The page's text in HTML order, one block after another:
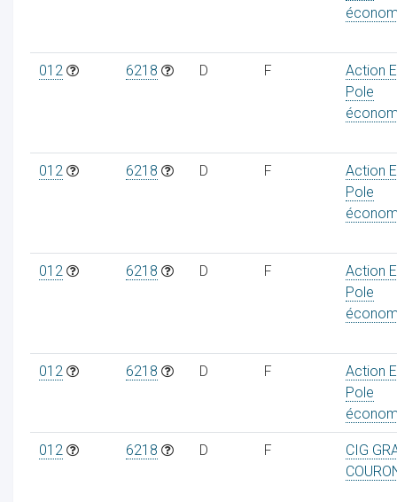
012 6218 D F
Action
Pole
012 6218 D F
Action
Pole
012 6218 D F
Action
Pole
012 6218 D F
Action
Pole
012 6218 D F
CIG